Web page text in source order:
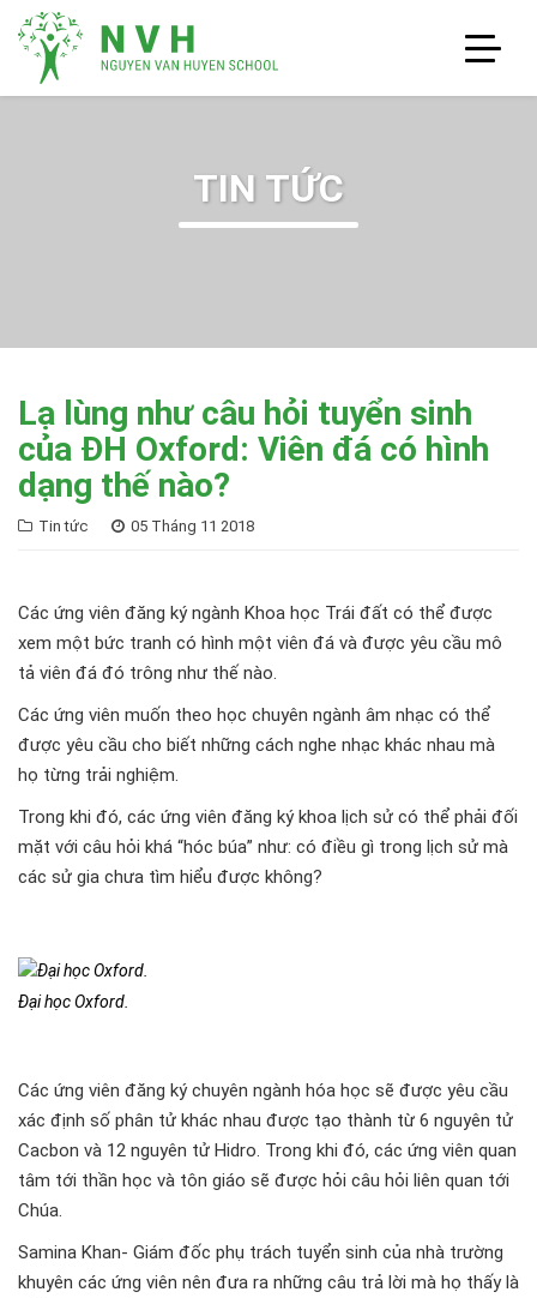
TIN TỨC
Lạ lùng như câu hỏi tuyển sinh
của ĐH Oxford: Viên đá có hình
dạng thế nào?
Tin tức 05 Tháng 11 2018
Các ứng viên đăng ký ngành Khoa học Trái đất có thể được
xem một bức tranh có hình một viên đá và được yêu cầu mô
tả viên đá đó trông như thế nào.
Các ứng viên muốn theo học chuyên ngành âm nhạc có thể
được yêu cầu cho biết những cách nghe nhạc khác nhau mà
họ từng trải nghiệm.
Trong khi đó, các ứng viên đăng ký khoa lịch sử có thể phải đối
mặt với câu hỏi khá “hóc búa” như: có điều gì trong lịch sử mà
các sử gia chưa tìm hiểu được không?
Đại học Oxford.
Các ứng viên đăng ký chuyên ngành hóa học sẽ được yêu cầu
xác định số phân tử khác nhau được tạo thành từ 6 nguyên tử
Cacbon và 12 nguyên tử Hidro. Trong khi đó, các ứng viên quan
tâm tới thần học và tôn giáo sẽ được hỏi câu hỏi liên quan tới
Chúa.
Samina Khan- Giám đốc phụ trách tuyển sinh của nhà trường
khuyên các ứng viên nên đưa ra những câu trả lời mà họ thấy là